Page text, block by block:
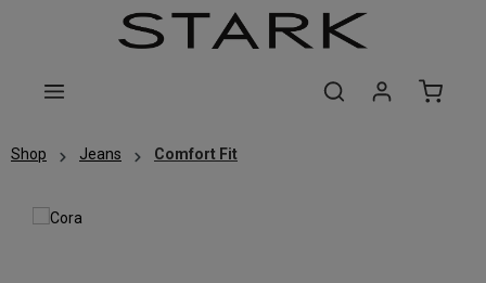
Zum Hauptinhalt springen
Shop Jeans Comfort Fit